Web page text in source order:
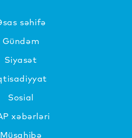
səhifə
Gündəm
Siyasət
Sosial
xəbərləri
Müsahibə